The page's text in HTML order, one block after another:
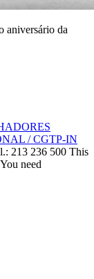
aniversário da
/ CGTP-IN
213 236 500 This
need